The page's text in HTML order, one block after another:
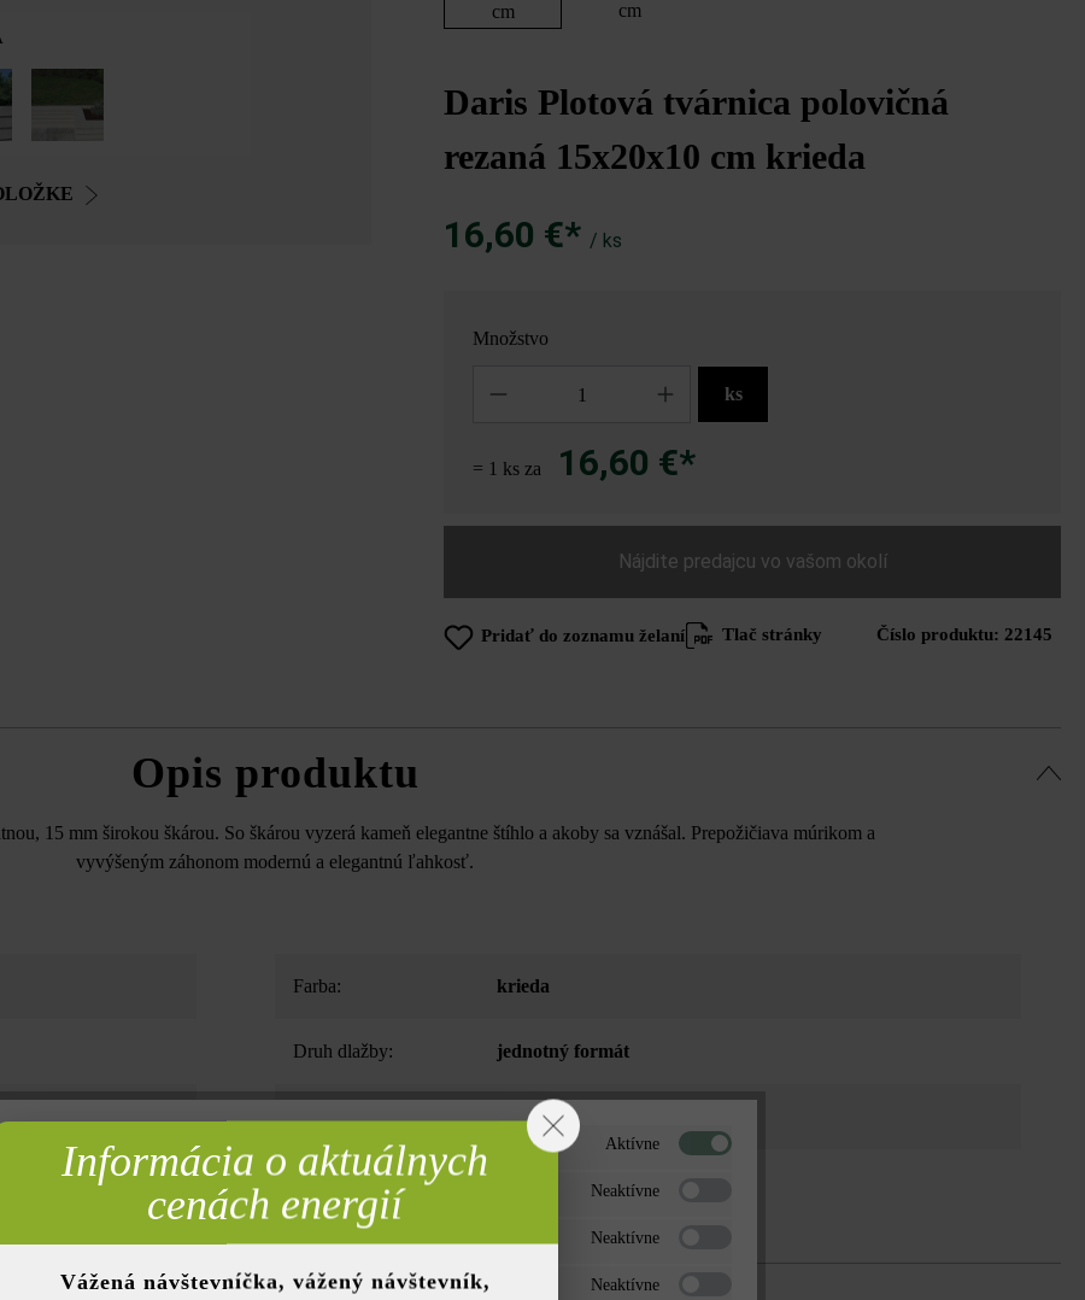
cm
cm
Daris Plotová tvárnica polovičná
rezaná 15x20x10 cm krieda
16,60 €* / ks
Množstvo
ks
= 1 ks za 16,60 €*
Nájdite predajcu vo vašom okolí
Pridať do zoznamu želaní Tlač stránky Číslo produktu: 22145
Opis produktu
15 mm širokou škárou. So škárou vyzerá kameň elegantne štíhlo a akoby sa vznášal. Prepožičiava múrikom a
vyvýšeným záhonom modernú a elegantnú ľahkosť.
Farba: krieda
Druh dlažby: jednotný formát
Hrana: mikrofása
Aktívne
Neaktívne
Neaktívne
Neaktívne
Informácia o aktuálnych
cenách energií
Vážená návštevníčka, vážený návštevník,